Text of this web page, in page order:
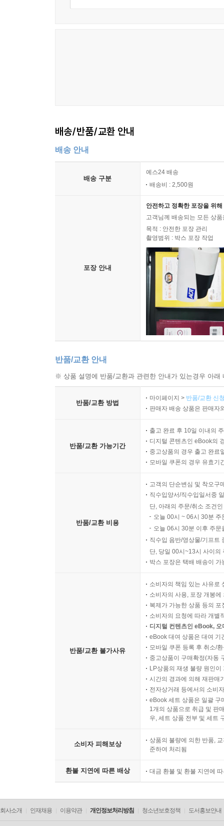
배송/반품/교환 안내
배송 안내
배송 구분
예스24 배송
배송비 : 2,500원
포장 안내
안전하고 정확한 포장을 위
고객님께 배송되는 모든 상
목적 : 안전한 포장 관리
촬영범위 : 박스 포장 작업
반품/교환 안내
※ 상품 설명에 반품/교환과 관련한 안내가 있는경우 아
반품/교환 방법
마이페이지 > 반품/교환 신
판매자 배송 상품은 판매자
반품/교환 가능기간
출고 완료 후 10일 이내의
디지털 콘텐츠인 eBook의
중고상품의 경우 출고 완료
모바일 쿠폰의 경우 유효기
반품/교환 비용
고객의 단순변심 및 착오구
직수입양서/직수입일서중
단, 아래의 주문/취소 조건
오늘 00시 ~ 06시 30분
오늘 06시 30분 이후 주
직수입 음반/영상물/기프트
단, 당일 00시~13시 사이의
박스 포장은 택배 배송이
반품/교환 불가사유
소비자의 책임 있는 사유로
소비자의 사용, 포장 개봉
복제가 가능한 상품 등의
소비자의 요청에 따라 개별
디지털 컨텐츠인 eBook,
eBook 대여 상품은 대여 기
모바일 쿠폰 등록 후 취소/
중고상품이 구매확정(자동
LP상품의 재생 불량 원인
시간의 경과에 의해 재판매
전자상거래 등에서의 소비
eBook 세트 상품은 일괄 구
1개의 상품으로 취급 및 판
우, 세트 상품 전부 및 세트
소비자 피해보상
상품의 불량에 의한 반품,
준하여 처리됨
환불 지연에 따른 배상 대금 환불 및 환불 지연에
회사소개 인재채용 이용약관 개인정보처리방침 청소년보호정책 도서홍보안내